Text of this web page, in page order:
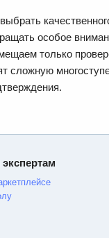
особое
только
сложную